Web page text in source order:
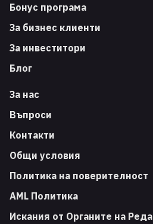
Бонус програма
За бизнес клиенти
За инвеститори
Блог
За нас
Въпроси
Контакти
Общи условия
Политика на поверителност
AML Политика
Искания от Органите на Реда